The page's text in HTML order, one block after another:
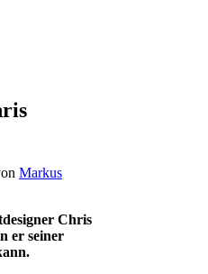
Markus
Chris
er seiner